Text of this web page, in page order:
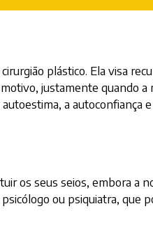
plástico. Ela visa
justamente quando a
a autoconfiança
os seus seios, embora a
ou psiquiatra, que